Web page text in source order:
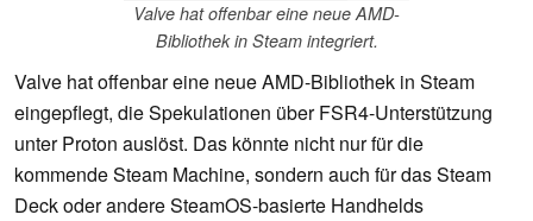
Valve hat offenbar eine neue AMD-
Bibliothek in Steam integriert.
Valve hat offenbar eine neue AMD-Bibliothek in Steam
eingepflegt, die Spekulationen über FSR4-Unterstützung
unter Proton auslöst. Das könnte nicht nur für die
kommende Steam Machine, sondern auch für das Steam
Deck oder andere SteamOS-basierte Handhelds